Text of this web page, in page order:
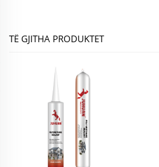
TË GJITHA PRODUKTET